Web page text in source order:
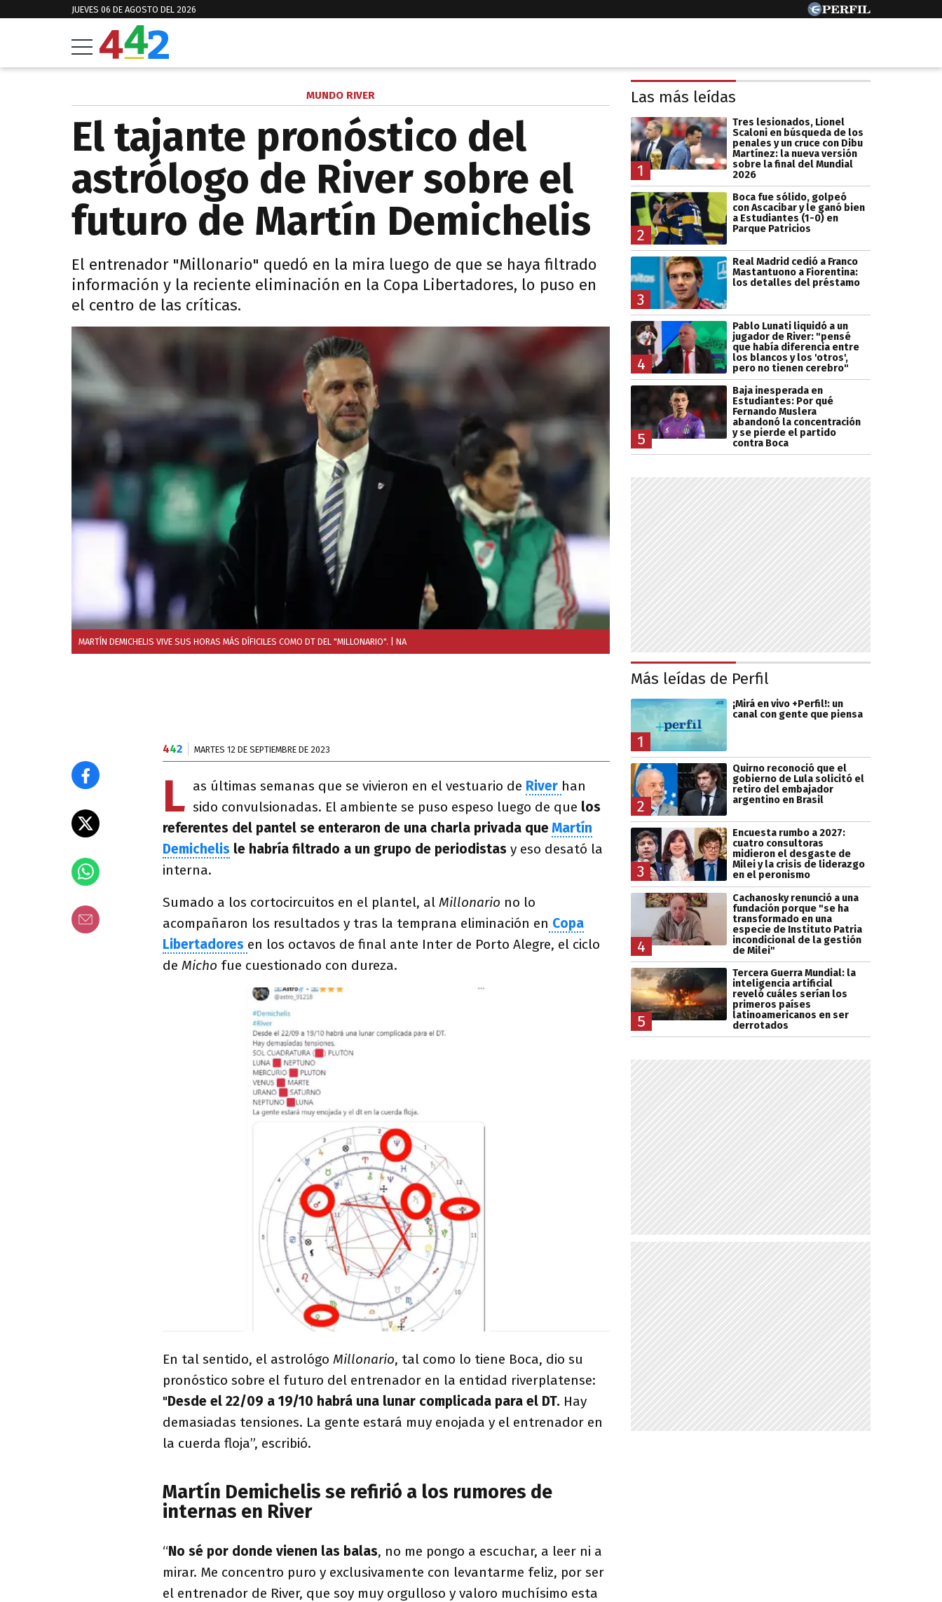
JUEVES 06 DE AGOSTO DEL 2026
MUNDO RIVER
El tajante pronóstico del
astrólogo de River sobre el
futuro de Martín Demichelis
El entrenador "Millonario" quedó en la mira luego de que se haya filtrado
información y la reciente eliminación en la Copa Libertadores, lo puso en
el centro de las críticas.
MARTÍN DEMICHELIS VIVE SUS HORAS MÁS DÍFICILES COMO DT DEL "MILLONARIO". | NA
442 MARTES 12 DE SEPTIEMBRE DE 2023
L as últimas semanas que se vivieron en el vestuario de River han
sido convulsionadas. El ambiente se puso espeso luego de que los
referentes del pantel se enteraron de una charla privada queMartín
Demichelis le habría filtrado a un grupo de periodistas y eso desató la
interna.
Sumado a los cortocircuitos en el plantel, al Millonario no lo
acompañaron los resultados y tras la temprana eliminación en Copa
Libertadores en los octavos de final ante Inter de Porto Alegre, el ciclo
de Micho fue cuestionado con dureza.
En tal sentido, el astrológo Millonario, tal como lo tiene Boca, dio su
pronóstico sobre el futuro del entrenador en la entidad riverplatense:
"Desde el 22/09 a 19/10 habrá una lunar complicada para el DT. Hay
demasiadas tensiones. La gente estará muy enojada y el entrenador en
la cuerda floja”, escribió.
Martín Demichelis se refirió a los rumores de
internas en River
“No sé por donde vienen las balas, no me pongo a escuchar, a leer ni a
mirar. Me concentro puro y exclusivamente con levantarme feliz, por ser
el entrenador de River, que soy muy orgulloso y valoro muchísimo esta
Las más leídas
1
Tres lesionados, Lionel
Scaloni en búsqueda de los
penales y un cruce con Dibu
Martínez: la nueva versión
sobre la final del Mundial
2026
2
Boca fue sólido, golpeó
con Ascacibar y le ganó bien
a Estudiantes (1-0) en
Parque Patricios
3
Real Madrid cedió a Franco
Mastantuono a Fiorentina:
los detalles del préstamo
4
Pablo Lunati liquidó a un
jugador de River: "pensé
que había diferencia entre
los blancos y los 'otros',
pero no tienen cerebro"
5
Baja inesperada en
Estudiantes: Por qué
Fernando Muslera
abandonó la concentración
y se pierde el partido
contra Boca
Más leídas de Perfil
1
¡Mirá en vivo +Perfil!: un
canal con gente que piensa
2
Quirno reconoció que el
gobierno de Lula solicitó el
retiro del embajador
argentino en Brasil
3
Encuesta rumbo a 2027:
cuatro consultoras
midieron el desgaste de
Milei y la crisis de liderazgo
en el peronismo
4
Cachanosky renunció a una
fundación porque "se ha
transformado en una
especie de Instituto Patria
incondicional de la gestión
de Milei"
5
Tercera Guerra Mundial: la
inteligencia artificial
reveló cuáles serían los
primeros países
latinoamericanos en ser
derrotados